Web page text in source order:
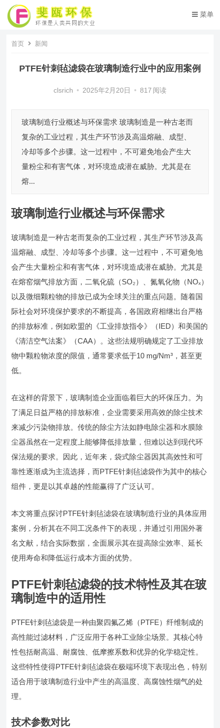
菜单
首页 新闻
PTFE针刺毡滤袋在玻璃制造行业中的应用案例
clsrich • 2025年2月20日 • 817 阅读
玻璃制造行业概述与环保需求 玻璃制造是一种古老而
复杂的工业过程，其生产环节涉及高温熔融、成型、
冷却等多个步骤。这一过程中，不可避免地会产生大
量粉尘和有害气体，对环境造成潜在威胁。尤其是在
熔...
玻璃制造行业概述与环保需求
玻璃制造是一种古老而复杂的工业过程，其生产环节涉及高
温熔融、成型、冷却等多个步骤。这一过程中，不可避免地
会产生大量粉尘和有害气体，对环境造成潜在威胁。尤其是
在熔窑烟气排放方面，二氧化硫（SO₂）、氮氧化物（NOₓ）
以及微细颗粒物的排放已成为全球关注的重点问题。随着国
际社会对环境保护要求的不断提高，各国政府相继出台严格
的排放标准，例如欧盟的《工业排放指令》（IED）和美国的
《清洁空气法案》（CAA）。这些法规明确规定了工业排放
物中颗粒物浓度的限值，通常要求低于10 mg/Nm³，甚至更
低。
在这样的背景下，玻璃制造企业面临着巨大的环保压力。为
了满足日益严格的排放标准，企业需要采用高效的除尘技术
来减少污染物排放。传统的除尘方法如静电除尘器和水膜除
尘器虽然在一定程度上能够降低排放量，但难以达到现代环
保法规的要求。因此，近年来，袋式除尘器因其高效性和可
靠性逐渐成为主流选择，而PTFE针刺毡滤袋作为其中的核心
组件，更是以其卓越的性能赢得了广泛认可。
本文将重点探讨PTFE针刺毡滤袋在玻璃制造行业的具体应用
案例，分析其在不同工况条件下的表现，并通过引用国外著
名文献，结合实际数据，全面展示其在提高除尘效率、延长
使用寿命和降低运行成本方面的优势。
PTFE针刺毡滤袋的技术特性及其在玻
璃制造中的适用性
PTFE针刺毡滤袋是一种由聚四氟乙烯（PTFE）纤维制成的
高性能过滤材料，广泛应用于各种工业除尘场景。其核心特
性包括耐高温、耐腐蚀、低摩擦系数和优异的化学稳定性。
这些特性使得PTFE针刺毡滤袋在极端环境下表现出色，特别
适合用于玻璃制造行业中产生的高温度、高腐蚀性烟气的处
理。
技术参数对比